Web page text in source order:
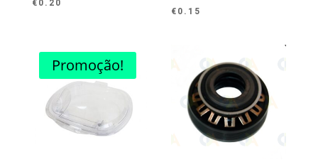
€ 0.20
€ 0.15
Promoção!